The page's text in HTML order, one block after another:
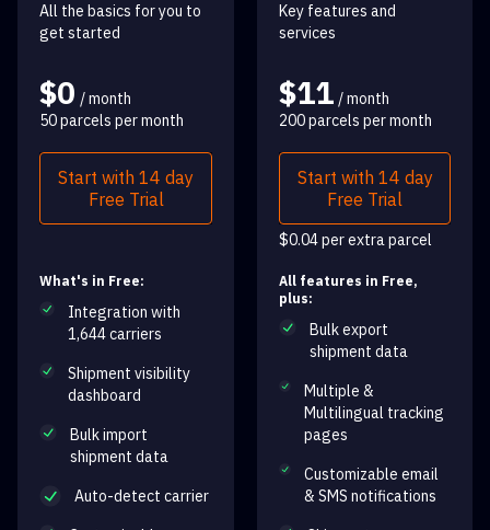
All the basics for you to
get started
$0 / month
50 parcels per month
Start with 14 day
Free Trial
What's in Free:
Integration with
1,644 carriers
Shipment visibility
dashboard
Bulk import
shipment data
Auto-detect carrier
Key features and
services
$11 / month
200 parcels per month
Start with 14 day
Free Trial
$0.04 per extra parcel
All features in Free,
plus:
Bulk export
shipment data
Multiple &
Multilingual tracking
pages
Customizable email
& SMS notifications